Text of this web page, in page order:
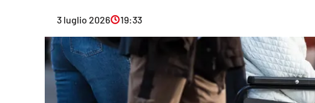
3 luglio 2026 19:33